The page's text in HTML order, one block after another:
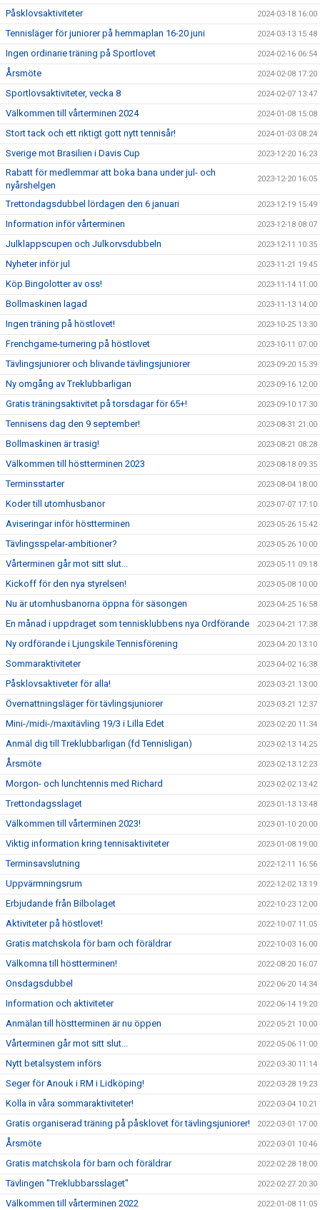
Påsklovsaktiviteter 2024-03-18 16:00
Tennisläger för juniorer på hemmaplan 16-20 juni 2024-03-13 15:48
Ingen ordinarie träning på Sportlovet 2024-02-16 06:54
Årsmöte 2024-02-08 17:20
Sportlovsaktiviteter, vecka 8 2024-02-07 13:47
Välkommen till vårterminen 2024 2024-01-08 15:08
Stort tack och ett riktigt gott nytt tennisår! 2024-01-03 08:24
Sverige mot Brasilien i Davis Cup 2023-12-20 16:23
Rabatt för medlemmar att boka bana under jul- och
nyårshelgen
2023-12-20 16:05
Trettondagsdubbel lördagen den 6 januari 2023-12-19 15:49
Information inför vårterminen 2023-12-18 08:07
Julklappscupen och Julkorvsdubbeln 2023-12-11 10:35
Nyheter inför jul 2023-11-21 19:45
Köp Bingolotter av oss! 2023-11-14 11:00
Bollmaskinen lagad 2023-11-13 14:00
Ingen träning på höstlovet! 2023-10-25 13:30
Frenchgame-turnering på höstlovet 2023-10-11 07:00
Tävlingsjuniorer och blivande tävlingsjuniorer 2023-09-20 15:39
Ny omgång av Treklubbarligan 2023-09-16 12:00
Gratis träningsaktivitet på torsdagar för 65+! 2023-09-10 17:30
Tennisens dag den 9 september! 2023-08-31 21:00
Bollmaskinen är trasig! 2023-08-21 08:28
Välkommen till höstterminen 2023 2023-08-18 09:35
Terminsstarter 2023-08-04 18:00
Koder till utomhusbanor 2023-07-07 17:10
Aviseringar inför höstterminen 2023-05-26 15:42
Tävlingsspelar-ambitioner? 2023-05-26 10:00
Vårterminen går mot sitt slut... 2023-05-11 09:18
Kickoff för den nya styrelsen! 2023-05-08 10:00
Nu är utomhusbanorna öppna för säsongen 2023-04-25 16:58
En månad i uppdraget som tennisklubbens nya Ordförande 2023-04-21 17:38
Ny ordförande i Ljungskile Tennisförening 2023-04-20 13:10
Sommaraktiviteter 2023-04-02 16:38
Påsklovsaktiveter för alla! 2023-03-21 13:00
Övernattningsläger för tävlingsjuniorer 2023-03-21 12:37
Mini-/midi-/maxitävling 19/3 i Lilla Edet 2023-02-20 11:34
Anmäl dig till Treklubbarligan (fd Tennisligan) 2023-02-13 14:25
Årsmöte 2023-02-13 12:23
Morgon- och lunchtennis med Richard 2023-02-02 13:42
Trettondagsslaget 2023-01-13 13:48
Välkommen till vårterminen 2023! 2023-01-10 20:00
Viktig information kring tennisaktiviteter 2023-01-08 19:00
Terminsavslutning 2022-12-11 16:56
Uppvärmningsrum 2022-12-02 13:19
Erbjudande från Bilbolaget 2022-10-23 12:00
Aktiviteter på höstlovet! 2022-10-07 11:05
Gratis matchskola för barn och föräldrar 2022-10-03 16:00
Välkomna till höstterminen! 2022-08-20 16:07
Onsdagsdubbel 2022-06-20 14:34
Information och aktiviteter 2022-06-14 19:20
Anmälan till höstterminen är nu öppen 2022-05-21 10:00
Vårterminen går mot sitt slut... 2022-05-06 11:00
Nytt betalsystem införs 2022-03-30 11:14
Seger för Anouk i RM i Lidköping! 2022-03-28 19:23
Kolla in våra sommaraktiviteter! 2022-03-04 10:21
Gratis organiserad träning på påsklovet för tävlingsjuniorer! 2022-03-01 17:00
Årsmöte 2022-03-01 10:46
Gratis matchskola för barn och föräldrar 2022-02-28 18:00
Tävlingen "Treklubbarsslaget" 2022-02-27 20:30
Välkommen till vårterminen 2022 2022-01-08 11:05